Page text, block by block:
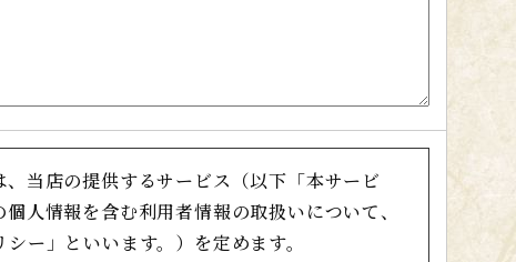
当店の提供するサービス（以下「本サービ
人情報を含む利用者情報の取扱いについて、
ー」といいます。）を定めます。